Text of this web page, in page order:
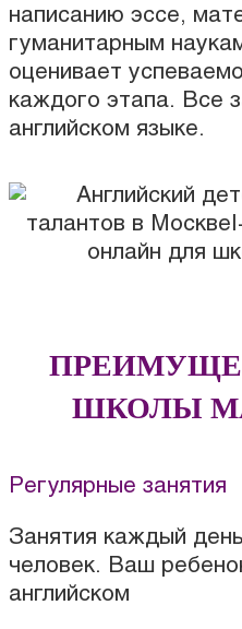
написанию эссе,
гуманитарным
оценивает
каждого этапа. Все
английском языке.
ШКОЛЫ
Регулярные занятия
Занятия каждый
человек. Ваш
английском